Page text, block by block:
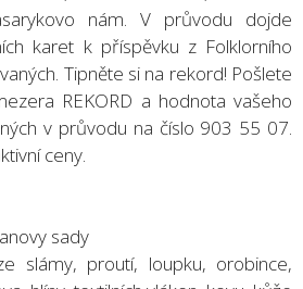
nám. V průvodu dojde
karet k příspěvku z Folklorního
Tipněte si na rekord! Pošlete
REKORD a hodnota vašeho
v průvodu na číslo 903 55 07.
ceny.
sady
slámy, proutí, loupku, orobince,